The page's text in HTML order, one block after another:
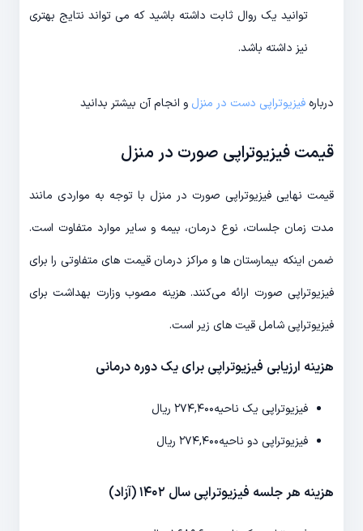
توانید یک روال ثابت داشته باشید که می تواند نتایج بهتری
نیز داشته باشد.
درباره فیزیوتراپی دست در منزل و انجام آن بیشتر بدانید
قیمت فیزیوتراپی صورت در منزل
قیمت نهایی فیزیوتراپی صورت در منزل با توجه به مواردی مانند
مدت زمان جلسات، نوع درمان، بیمه و سایر موارد متفاوت است.
ضمن اینکه بیمارستان ها و مراکز درمان قیمت های متفاوتی را برای
فیزیوتراپی صورت ارائه می‌کنند. هزینه مصوب وزارت بهداشت برای
فیزیوتراپی شامل قیت های زیر است.
هزینه ارزیابی فیزیوتراپی برای یک دوره درمانی
فیزیوتراپی یک ناحیه۲۷۴,۴۰۰ ریال
فیزیوتراپی دو ناحیه۲۷۴,۴۰۰ ریال
هزینه هر جلسه فیزیوتراپی سال ۱۴۰۲ (آزاد)